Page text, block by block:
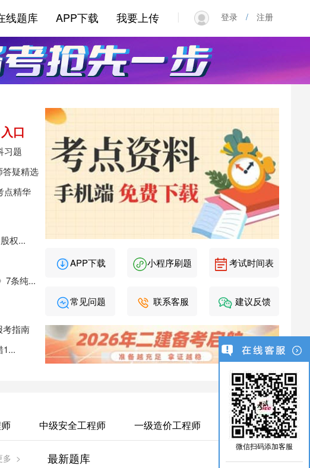
| 登录 / 注册
我要上传
APP下载
线题库
口
习题
答疑精选
点精华
权...
7条纯...
考指南
1...
APP下载 小程序刷题 考试时间表
常见问题 联系客服 建议反馈
中级安全工程师 一级造价工程师
多 > 最新题库 考
微信扫码添加客服